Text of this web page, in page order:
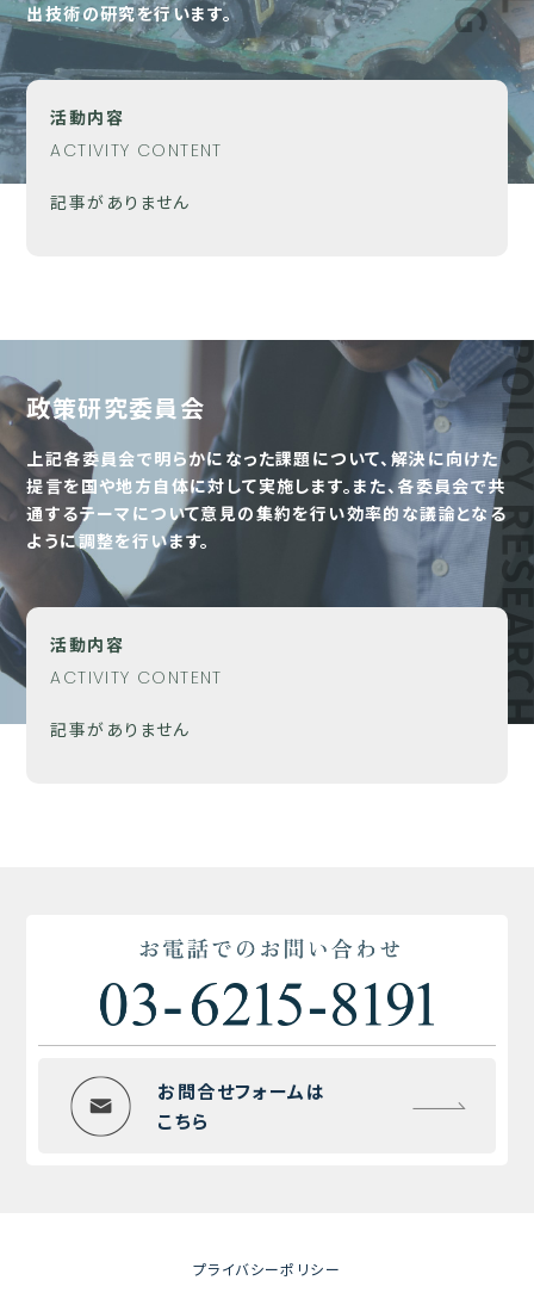
出技術の研究を行います。
活動内容
ACTIVITY CONTENT
記事がありません
政策研究委員会
上記各委員会で明らかになった課題について、解決に向けた
提言を国や地方自体に対して実施します。また、各委員会で共
通するテーマについて意見の集約を行い効率的な議論となる
ように調整を行います。
活動内容
ACTIVITY CONTENT
記事がありません
お問合せフォームは
こちら
プライバシーポリシー